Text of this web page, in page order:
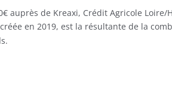
de Kreaxi, Crédit Agricole Loire/
en 2019, est la résultante de la